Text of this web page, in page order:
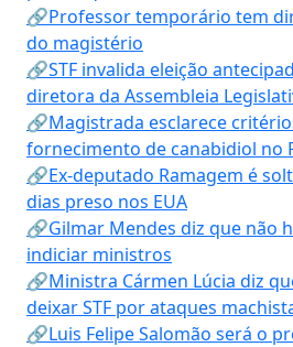
🔗Professor temporário tem
do magistério
🔗STF invalida eleição
diretora da Assembleia
🔗Magistrada esclarece
fornecimento de canabidiol no
🔗Ex-deputado Ramagem é
dias preso nos EUA
🔗Gilmar Mendes diz que não
indiciar ministros
🔗Ministra Cármen Lúcia diz
deixar STF por ataques
🔗Luis Felipe Salomão será o